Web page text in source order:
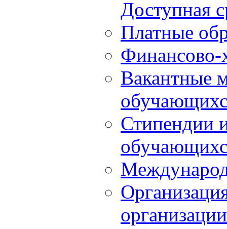
Доступная
Платные
Финансово-
Вакантные
Стипендии
организации